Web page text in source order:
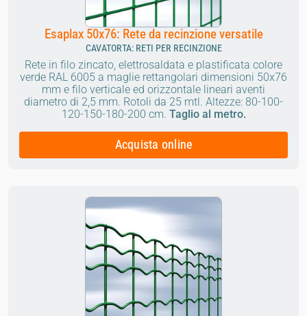
Esaplax 50x76: Rete da recinzione versatile
CAVATORTA: RETI PER RECINZIONE
Rete in filo zincato, elettrosaldata e plastificata colore
verde RAL 6005 a maglie rettangolari dimensioni 50x76
mm e filo verticale ed orizzontale lineari aventi
diametro di 2,5 mm. Rotoli da 25 mtl. Altezze: 80-100-
120-150-180-200 cm. Taglio al metro.
Acquista online